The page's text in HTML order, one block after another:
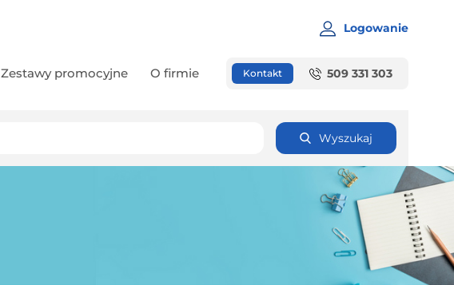
Logowanie
Zestawy promocyjne O firmie Kontakt 509 331 303
Wyszukaj